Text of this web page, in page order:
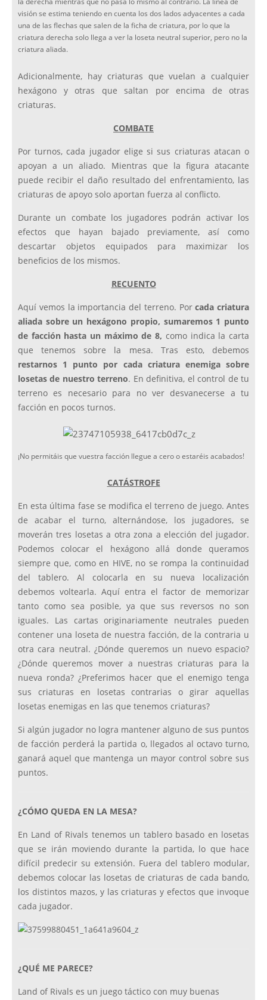
visión se estima teniendo en cuenta los dos lados adyacentes a cada
una de las flechas que salen de la ficha de criatura, por lo que la
criatura derecha solo llega a ver la loseta neutral superior, pero no la
criatura aliada.
Adicionalmente, hay criaturas que vuelan a cualquier
hexágono y otras que saltan por encima de otras
criaturas.
COMBATE
Por turnos, cada jugador elige si sus criaturas atacan o
apoyan a un aliado. Mientras que la figura atacante
puede recibir el daño resultado del enfrentamiento, las
criaturas de apoyo solo aportan fuerza al conflicto.
Durante un combate los jugadores podrán activar los
efectos que hayan bajado previamente, así como
descartar objetos equipados para maximizar los
beneficios de los mismos.
RECUENTO
Aquí vemos la importancia del terreno. Porcada criatura
aliada sobre un hexágono propio, sumaremos 1 punto
de facción hasta un máximo de 8, como indica la carta
que tenemos sobre la mesa. Tras esto, debemos
restarnos 1 punto por cada criatura enemiga sobre
losetas de nuestro terreno. En definitiva, el control de tu
terreno es necesario para no ver desvanecerse a tu
facción en pocos turnos.
¡No permitáis que vuestra facción llegue a cero o estaréis acabados!
CATÁSTROFE
En esta última fase se modifica el terreno de juego. Antes
de acabar el turno, alternándose, los jugadores, se
moverán tres losetas a otra zona a elección del jugador.
Podemos colocar el hexágono allá donde queramos
siempre que, como en HIVE, no se rompa la continuidad
del tablero. Al colocarla en su nueva localización
debemos voltearla. Aquí entra el factor de memorizar
tanto como sea posible, ya que sus reversos no son
iguales. Las cartas originariamente neutrales pueden
contener una loseta de nuestra facción, de la contraria u
otra cara neutral. ¿Dónde queremos un nuevo espacio?
¿Dónde queremos mover a nuestras criaturas para la
nueva ronda? ¿Preferimos hacer que el enemigo tenga
sus criaturas en losetas contrarias o girar aquellas
losetas enemigas en las que tenemos criaturas?
Si algún jugador no logra mantener alguno de sus puntos
de facción perderá la partida o, llegados al octavo turno,
ganará aquel que mantenga un mayor control sobre sus
puntos.
¿CÓMO QUEDA EN LA MESA?
En Land of Rivals tenemos un tablero basado en losetas
que se irán moviendo durante la partida, lo que hace
difícil predecir su extensión. Fuera del tablero modular,
debemos colocar las losetas de criaturas de cada bando,
los distintos mazos, y las criaturas y efectos que invoque
cada jugador.
¿QUÉ ME PARECE?
Land of Rivals es un juego táctico con muy buenas